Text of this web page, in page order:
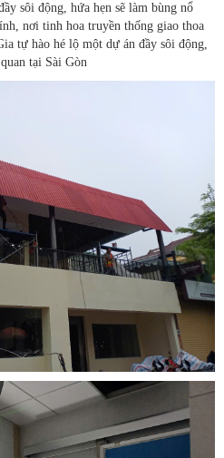
sôi động, hứa hẹn sẽ làm bùng nổ
nơi tinh hoa truyền thống giao thoa
tự hào hé lộ một dự án đầy sôi động,
tại Sài Gòn